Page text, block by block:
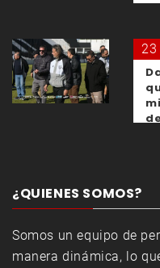
¿QUIENES SOMOS?
Somos un equipo de
manera dinámica, lo